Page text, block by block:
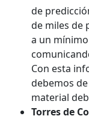
de
de miles de
a un
Con esta
debemos
material
Torres de